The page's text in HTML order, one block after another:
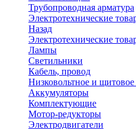
Трубопроводная арматура
Электротехнические
Назад
Электротехнические
Лампы
Светильники
Кабель, провод
Низковольтное и
Аккумуляторы
Комплектующие
Мотор-редукторы
Электродвигатели